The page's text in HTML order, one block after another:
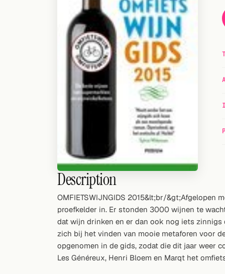
Add your own cocktail or smoothie here.
Cocktail glasses
Cocktail booksDescription
OMFIETSWIJNGIDS 2015&lt;br/&gt;Afgelopen
proefkelder in. Er stonden 3000 wijnen te
dat wijn drinken en er dan ook nog iets zinnigs
zich bij het vinden van mooie metaforen voor
opgenomen in de gids, zodat die dit jaar weer
Les Généreux, Henri Bloem en Marqt het